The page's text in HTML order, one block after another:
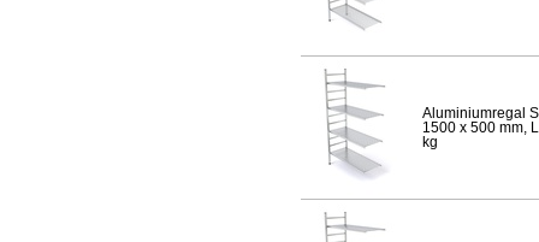
Aluminiumregal
1500 x 500 mm,
kg